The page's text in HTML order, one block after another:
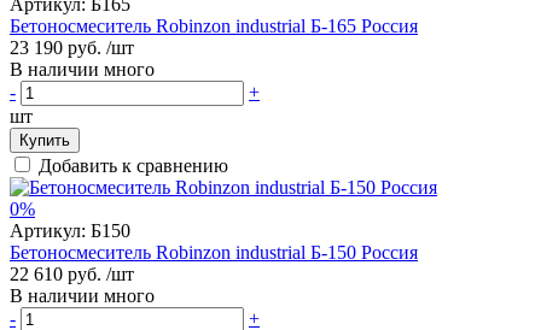
Бетоносмеситель Robinzon industrial Б-165 Россия
23 190 руб. /шт
В наличии много
-
+
шт
Купить
Добавить к сравнению
0%
Артикул: Б150
Бетоносмеситель Robinzon industrial Б-150 Россия
22 610 руб. /шт
В наличии много
-
+